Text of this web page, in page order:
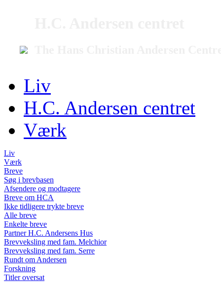
Liv
H.C. Andersen centret
Værk
Liv
Værk
Breve
Søg i brevbasen
Afsendere og modtagere
Breve om HCA
Ikke tidligere trykte breve
Alle breve
Enkelte breve
Partner H.C. Andersens Hus
Brevveksling med fam. Melchior
Brevveksling med fam. Serre
Rundt om Andersen
Forskning
Titler oversat